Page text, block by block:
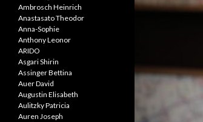
Ambrosch Heinrich
Anastasato Theodor
Anna-Sophie
Anthony Leonor
ARIDO
Asgari Shirin
Assinger Bettina
Auer David
Augustin Elisabeth
Aulitzky Patricia
Auren Joseph